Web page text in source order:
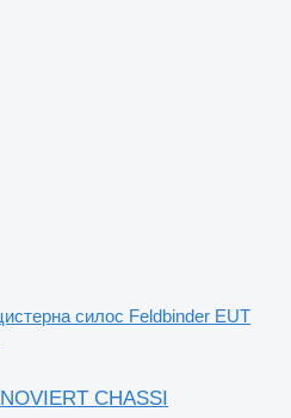
силос Feldbinder EUT
CHASSI